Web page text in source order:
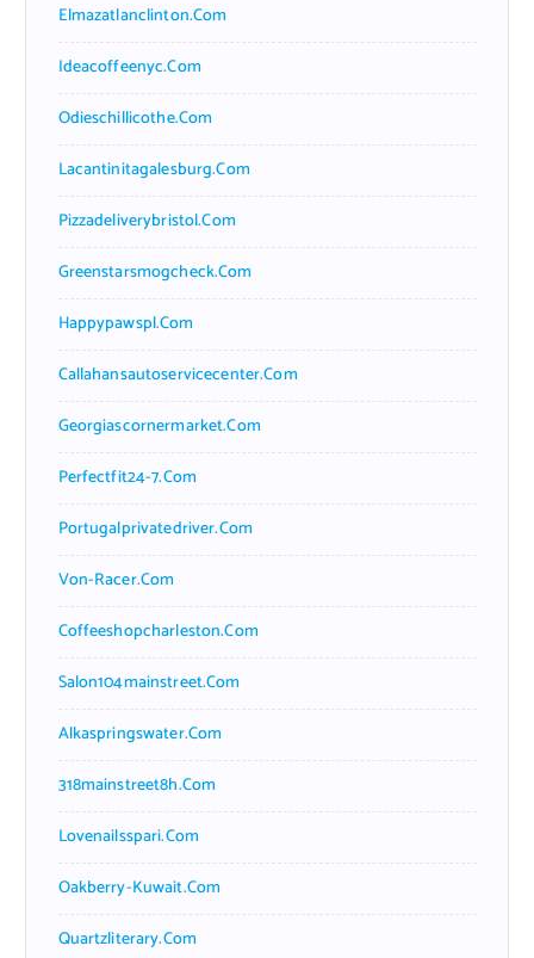
Elmazatlanclinton.com
Ideacoffeenyc.com
Odieschillicothe.com
Lacantinitagalesburg.com
Pizzadeliverybristol.com
Greenstarsmogcheck.com
Happypawspl.com
Callahansautoservicecenter.com
Georgiascornermarket.com
Perfectfit24-7.com
Portugalprivatedriver.com
Von-Racer.com
Coffeeshopcharleston.com
Salon104mainstreet.com
Alkaspringswater.com
318mainstreet8h.com
Lovenailsspari.com
Oakberry-Kuwait.com
Quartzliterary.com